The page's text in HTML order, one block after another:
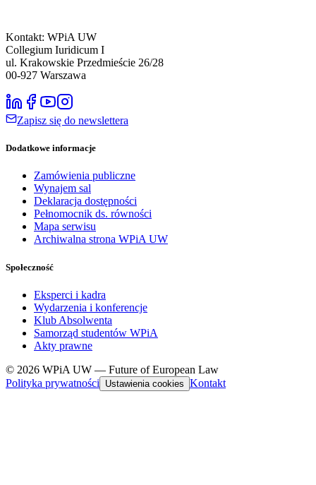
Kontakt: WPiA UW
Collegium Iuridicum I
ul. Krakowskie Przedmieście 26/28
00-927 Warszawa
Zapisz się do newslettera
Dodatkowe informacje
Zamówienia publiczne
Wynajem sal
Deklaracja dostępności
Pełnomocnik ds. równości
Mapa serwisu
Archiwalna strona WPiA UW
Społeczność
Eksperci i kadra
Wydarzenia i konferencje
Klub Absolwenta
Samorząd studentów WPiA
Akty prawne
© 2026 WPiA UW — Future of European Law
Polityka prywatności
Ustawienia cookies Kontakt